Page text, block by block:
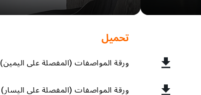
تحميل
ورقة المواصفات (المفصلة على اليمين)
ورقة المواصفات (المفصلة على اليسار)